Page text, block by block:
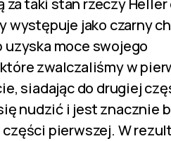
taki stan rzeczy Heller
występuje jako czarny
uzyska moce swojego
zwalczaliśmy w
siadając do drugiej
nudzić i jest znacznie
pierwszej. W